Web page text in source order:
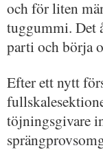
och för liten
tuggummi. Det
parti och börja
Efter ett nytt
töjningsgivare